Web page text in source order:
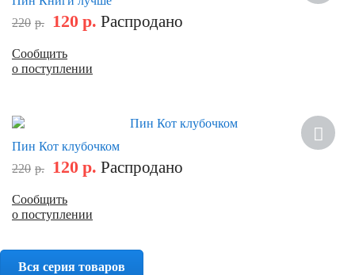
220 р. 120 р. Распродано
Сообщить
о поступлении
Пин Кот клубочком
220 р. 120 р. Распродано
Сообщить
о поступлении
Вся серия товаров